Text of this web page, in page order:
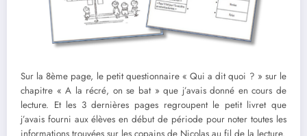
Sur la 8ème page, le petit questionnaire « Qui a dit quoi ? » sur le
chapitre « A la récré, on se bat » que j’avais donné en cours de
lecture. Et les 3 dernières pages regroupent le petit livret que
j’avais fourni aux élèves en début de période pour noter toutes les
informations trouvées sur les copains de Nicolas au fil de la lecture.